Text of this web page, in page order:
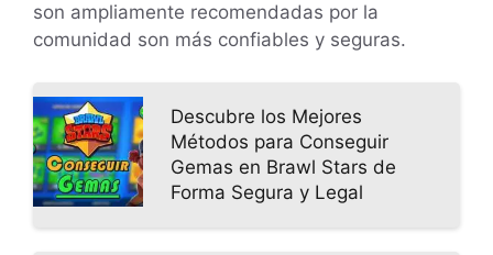
son ampliamente recomendadas por la
comunidad son más confiables y seguras.
Descubre los Mejores
Métodos para Conseguir
Gemas en Brawl Stars de
Forma Segura y Legal